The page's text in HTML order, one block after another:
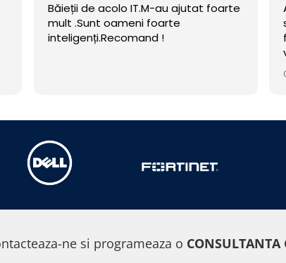
Am colaborat cu aceasta echipa,
sunt adevarati profesionisti, de
fiecare data cand am intampinat
ne si programeaza o CONSULTANTA